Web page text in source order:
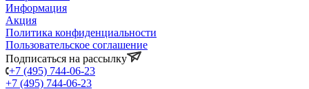
Информация
Акция
Политика конфиденциальности
Пользовательское соглашение
Подписаться на рассылку
+7 (495) 744-06-23
+7 (495) 744-06-23